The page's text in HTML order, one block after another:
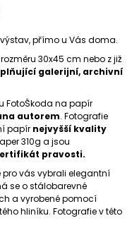
výstav, přímo u Vás doma.
30x45 cm nebo z již
galerijní, archivní
FotoŠkoda na papír
autorem. Fotografie
papír nejvyšší kvality
310g a jsou
pravosti.
vás vybrali elegantní
se o stálobarevné
a vyrobené pomocí
hliníku. Fotografie v této